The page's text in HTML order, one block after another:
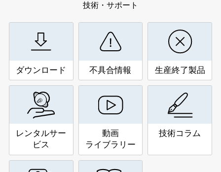
技術・サポート
ダウンロード 不具合情報 生産終了製品
レンタルサー
ビス
動画
ライブラリー
技術コラム